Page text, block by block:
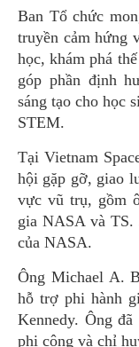
Ban Tổ chức
truyền cảm hứng
học, khám phá
góp phần định
sáng tạo cho học
STEM.
Tại Vietnam
hội gặp gỡ, giao
vực vũ trụ, gồm
gia NASA và TS.
của NASA.
Ông Michael A.
hỗ trợ phi hành
Kennedy. Ông
phi công và chỉ